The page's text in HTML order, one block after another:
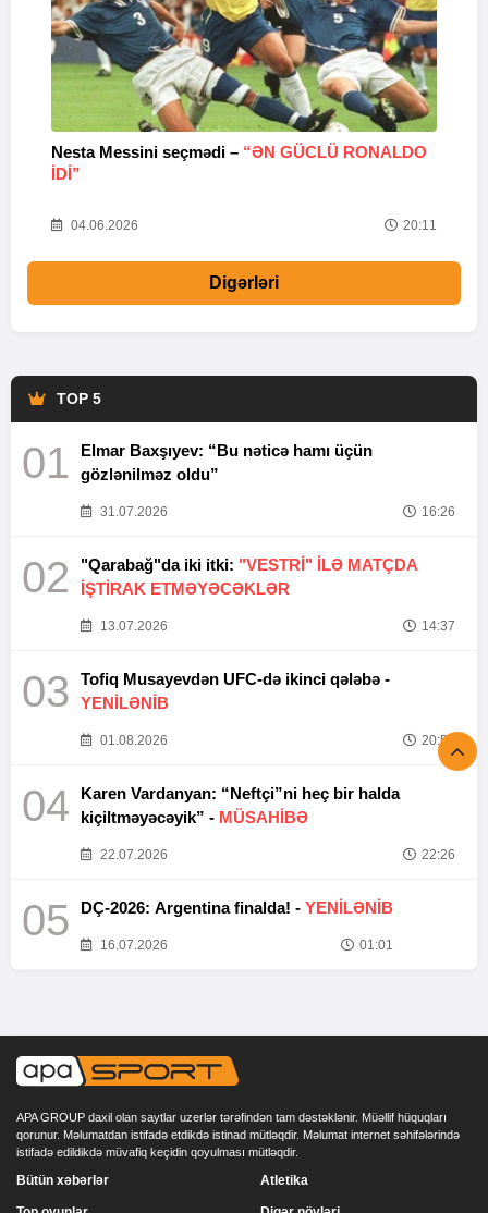
Nesta Messini seçmədi – “ƏN GÜCLÜ RONALDO
IDI”
04.06.2026 20:11
Digərləri
TOP 5
01
Elmar Baxşıyev: “Bu nəticə hamı üçün
gözlənilməz oldu”
31.07.2026 16:26
02 "Qarabağ"da iki itki: "VESTRİ" İLƏ MATÇDA
İŞTİRAK ETMƏYƏCƏKLƏR
13.07.2026 14:37
03
Tofiq Musayevdən UFC-də ikinci qələbə -
YENİLƏNİB
01.08.2026 20:52
04
Karen Vardanyan: “Neftçi”ni heç bir halda
kiçiltməyəcəyik” - MÜSAHİBƏ
22.07.2026 22:26
05 DÇ-2026: Argentina finalda! - YENİLƏNİB
16.07.2026 01:01
APA GROUP daxil olan saytlar uzerlər tərəfindən tam dəstəklənir. Müəllif hüquqları
qorunur. Məlumatdan istifadə etdikdə istinad mütləqdir. Məlumat internet səhifələrində
istifadə edildikdə müvafiq keçidin qoyulması mütləqdir.
Bütün xəbərlər Atletika